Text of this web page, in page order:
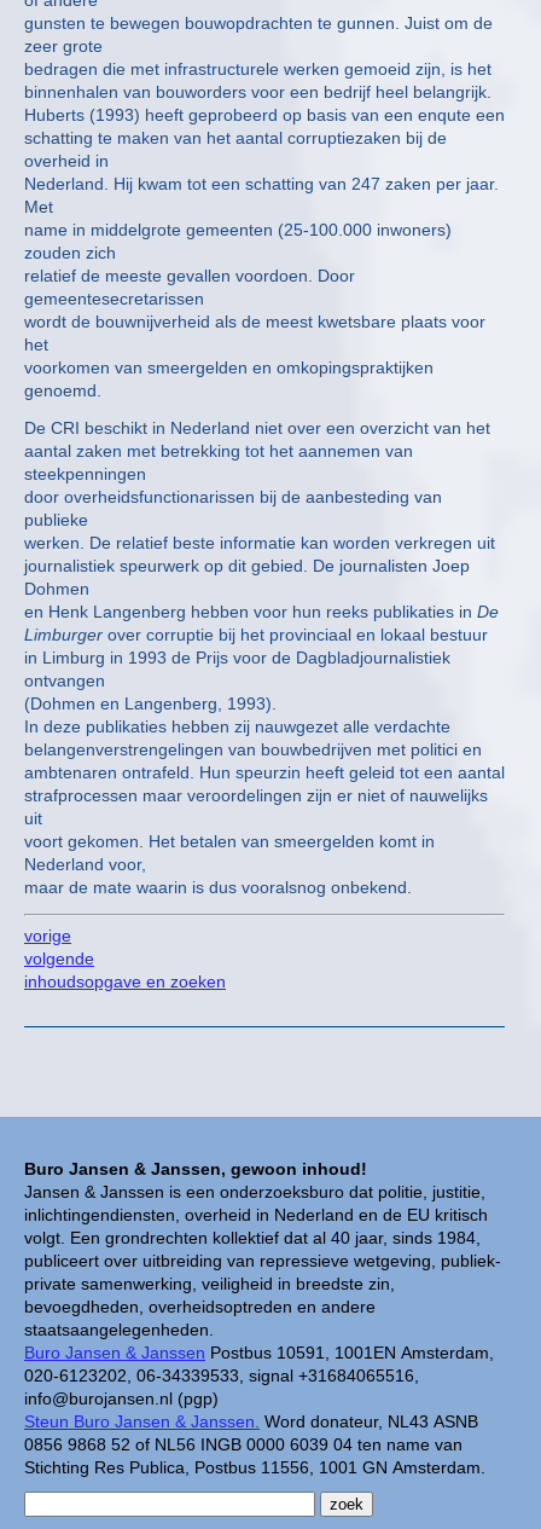
Buro Jansen & Janssen, gewoon inhoud!
Jansen & Janssen is een onderzoeksburo dat politie, justitie,
inlichtingendiensten, overheid in Nederland en de EU kritisch
volgt. Een grondrechten kollektief dat al 40 jaar, sinds 1984,
publiceert over uitbreiding van repressieve wetgeving, publiek-
private samenwerking, veiligheid in breedste zin,
bevoegdheden, overheidsoptreden en andere
staatsaangelegenheden.
Buro Jansen & Janssen Postbus 10591, 1001EN Amsterdam,
020-6123202, 06-34339533, signal +31684065516,
info@burojansen.nl (pgp)
Steun Buro Jansen & Janssen. Word donateur, NL43 ASNB
0856 9868 52 of NL56 INGB 0000 6039 04 ten name van
Stichting Res Publica, Postbus 11556, 1001 GN Amsterdam.
gunsten te bewegen bouwopdrachten te gunnen. Juist om de
zeer grote
bedragen die met infrastructurele werken gemoeid zijn, is het
binnenhalen van bouworders voor een bedrijf heel belangrijk.
Huberts (1993) heeft geprobeerd op basis van een enqute een
schatting te maken van het aantal corruptiezaken bij de
overheid in
Nederland. Hij kwam tot een schatting van 247 zaken per jaar.
Met
name in middelgrote gemeenten (25-100.000 inwoners)
zouden zich
relatief de meeste gevallen voordoen. Door
gemeentesecretarissen
wordt de bouwnijverheid als de meest kwetsbare plaats voor
het
voorkomen van smeergelden en omkopingspraktijken
genoemd.
De CRI beschikt in Nederland niet over een overzicht van het
aantal zaken met betrekking tot het aannemen van
steekpenningen
door overheidsfunctionarissen bij de aanbesteding van
publieke
werken. De relatief beste informatie kan worden verkregen uit
journalistiek speurwerk op dit gebied. De journalisten Joep
Dohmen
en Henk Langenberg hebben voor hun reeks publikaties in De
Limburger over corruptie bij het provinciaal en lokaal bestuur
in Limburg in 1993 de Prijs voor de Dagbladjournalistiek
ontvangen
(Dohmen en Langenberg, 1993).
In deze publikaties hebben zij nauwgezet alle verdachte
belangenverstrengelingen van bouwbedrijven met politici en
ambtenaren ontrafeld. Hun speurzin heeft geleid tot een aantal
strafprocessen maar veroordelingen zijn er niet of nauwelijks
uit
voort gekomen. Het betalen van smeergelden komt in
Nederland voor,
maar de mate waarin is dus vooralsnog onbekend.
vorige
volgende
inhoudsopgave en zoeken